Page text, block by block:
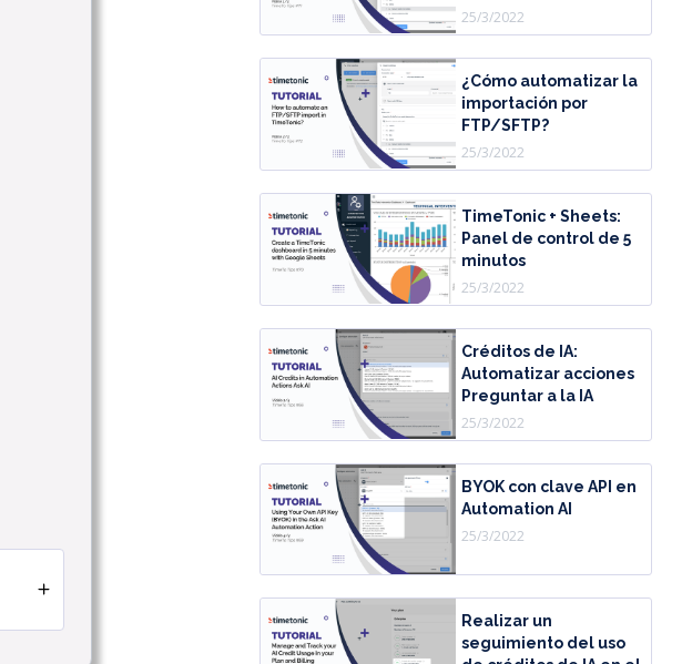
25/3/2022
¿Cómo automatizar la
importación por
FTP/SFTP?
25/3/2022
TimeTonic + Sheets:
Panel de control de 5
minutos
25/3/2022
Créditos de IA:
Automatizar acciones
Preguntar a la IA
25/3/2022
BYOK con clave API en
Automation AI
25/3/2022
Realizar un
seguimiento del uso